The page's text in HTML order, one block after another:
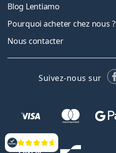
Évaluation
Blog Lentiamo
Pourquoi acheter chez nous ?
Nous contacter
Suivez-nous sur